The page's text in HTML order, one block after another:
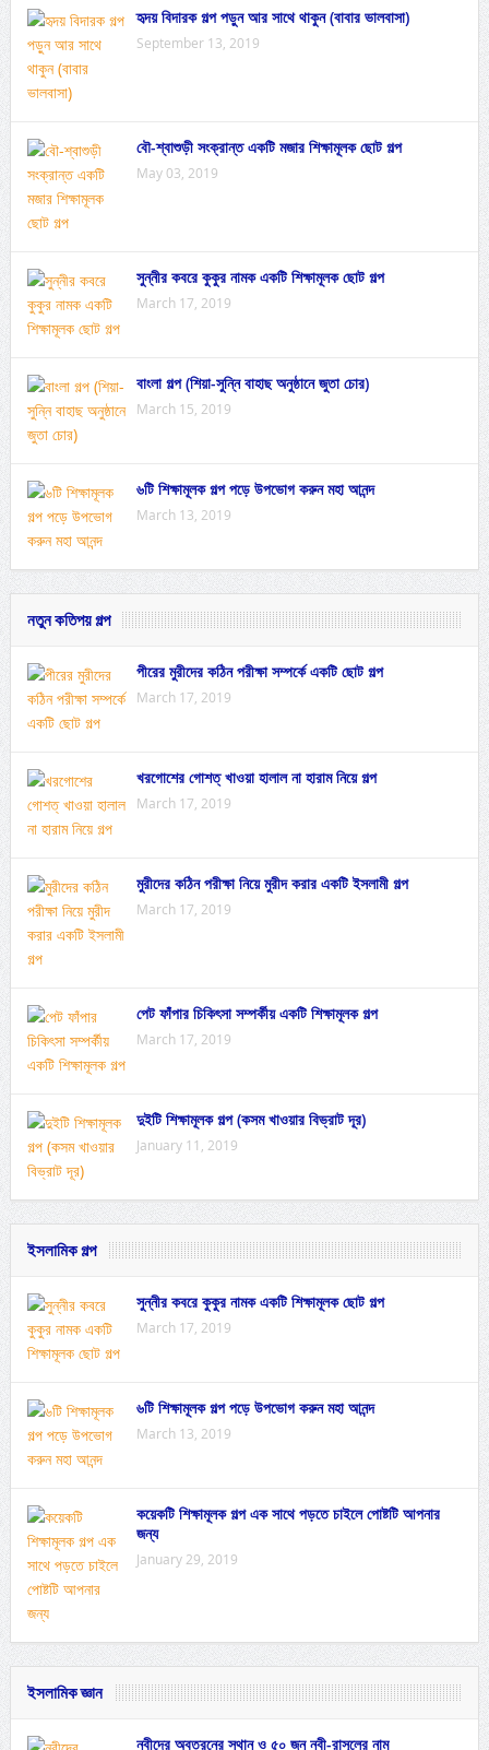
হৃদয় বিদারক গল্প পড়ুন আর সাথে থাকুন (বাবার ভালবাসা)
September 13, 2019
বৌ-শ্বাশুড়ী সংক্রান্ত একটি মজার শিক্ষামূলক ছোট গল্প
May 03, 2019
সুন্নীর কবরে কুকুর নামক একটি শিক্ষামূলক ছোট গল্প
March 17, 2019
বাংলা গল্প (শিয়া-সুন্নি বাহাছ অনুষ্ঠানে জুতা চোর)
March 15, 2019
৬টি শিক্ষামূলক গল্প পড়ে উপভোগ করুন মহা আনন্দ
March 13, 2019
নতুন কতিপয় গল্প
পীরের মুরীদের কঠিন পরীক্ষা সম্পর্কে একটি ছোট গল্প
March 17, 2019
খরগোশের গোশত্ খাওয়া হালাল না হারাম নিয়ে গল্প
March 17, 2019
মুরীদের কঠিন পরীক্ষা নিয়ে মুরীদ করার একটি ইসলামী গল্প
March 17, 2019
পেট ফাঁপার চিকিৎসা সম্পর্কীয় একটি শিক্ষামূলক গল্প
March 17, 2019
দুইটি শিক্ষামূলক গল্প (কসম খাওয়ার বিভ্রাট দূর)
January 11, 2019
ইসলামিক গল্প
সুন্নীর কবরে কুকুর নামক একটি শিক্ষামূলক ছোট গল্প
March 17, 2019
৬টি শিক্ষামূলক গল্প পড়ে উপভোগ করুন মহা আনন্দ
March 13, 2019
কয়েকটি শিক্ষামূলক গল্প এক সাথে পড়তে চাইলে পোষ্টটি আপনার
জন্য
January 29, 2019
ইসলামিক জ্ঞান
নবীদের অবতরনের স্থান ও ৫০ জন নবী-রাসূলের নাম